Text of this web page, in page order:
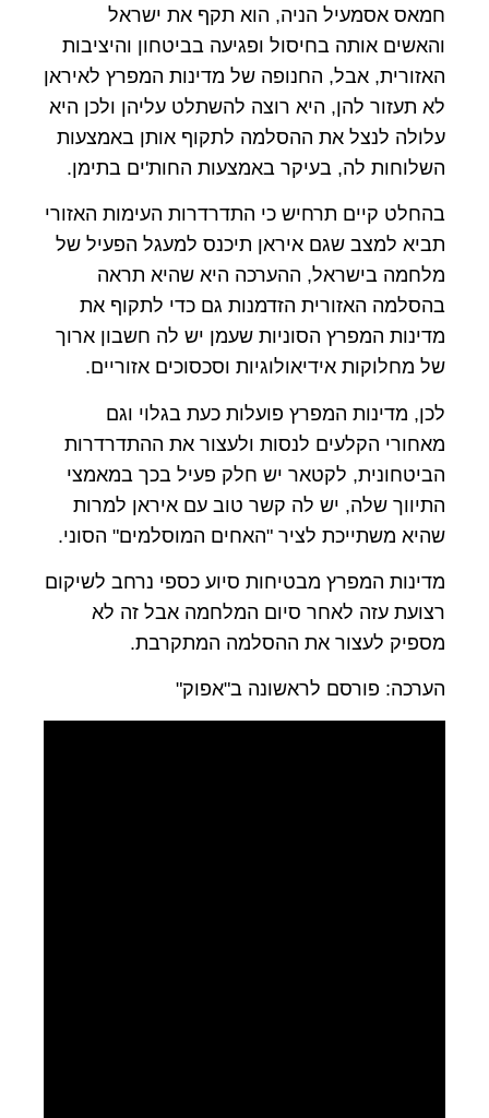
חמאס אסמעיל הניה, הוא תקף את ישראל
והאשים אותה בחיסול ופגיעה בביטחון והיציבות
האזורית, אבל, החנופה של מדינות המפרץ לאיראן
לא תעזור להן, היא רוצה להשתלט עליהן ולכן היא
עלולה לנצל את ההסלמה לתקוף אותן באמצעות
השלוחות לה, בעיקר באמצעות החות'ים בתימן.
בהחלט קיים תרחיש כי התדרדרות העימות האזורי
תביא למצב שגם איראן תיכנס למעגל הפעיל של
מלחמה בישראל, ההערכה היא שהיא תראה
בהסלמה האזורית הזדמנות גם כדי לתקוף את
מדינות המפרץ הסוניות שעמן יש לה חשבון ארוך
של מחלוקות אידיאולוגיות וסכסוכים אזוריים.
לכן, מדינות המפרץ פועלות כעת בגלוי וגם
מאחורי הקלעים לנסות ולעצור את ההתדרדרות
הביטחונית, לקטאר יש חלק פעיל בכך במאמצי
התיווך שלה, יש לה קשר טוב עם איראן למרות
שהיא משתייכת לציר "האחים המוסלמים" הסוני.
מדינות המפרץ מבטיחות סיוע כספי נרחב לשיקום
רצועת עזה לאחר סיום המלחמה אבל זה לא
מספיק לעצור את ההסלמה המתקרבת.
הערכה: פורסם לראשונה ב"אפוק"